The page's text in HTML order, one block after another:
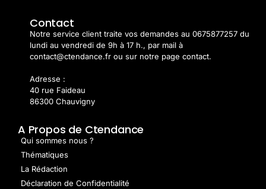
Contact
Notre service client traite vos demandes au 0675877257 du
lundi au vendredi de 9h à 17 h., par mail à
contact@ctendance.fr ou sur notre page contact.
Adresse :
40 rue Faideau
86300 Chauvigny
A Propos de Ctendance
Qui sommes nous ?
Thématiques
La Rédaction
Déclaration de Confidentialité